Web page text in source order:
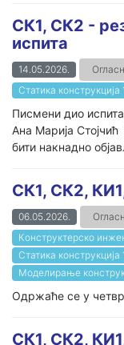
СК1, СК2 -
испита
14.05.2026.
Статика конструкција
Писмени дио
Ана Марија
бити накнадно
СК1, СК2,
06.05.2026.
Конструктерско
Статика конструкција
Моделирање
Одржаће се у
СК1, СК2,